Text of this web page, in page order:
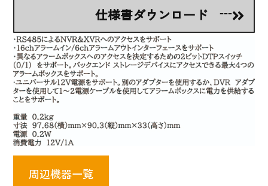
仕様書ダウンロード
周辺機器一覧